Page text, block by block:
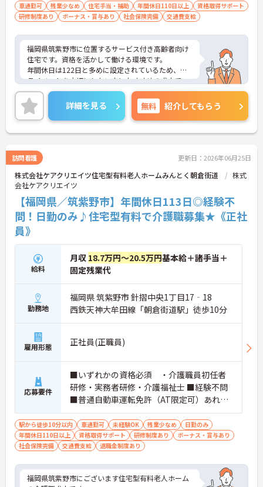
車通勤可 残業少なめ 住宅手当・補助 年間休日110日以上
資格取得サポート
研修制度あり
ボーナス・賞与あり 社会保険完備 交通費支給
福岡県筑紫野市に位置するサービス付き高齢者向け
住宅です。資格を活かして働ける環境です。
年間休日は122日と多めに設定されているため、プ
ライベートを大切にしたい方におすすめの求人で
す。
ご興味のある方には、面接対策ポイントなど、さら
に詳細をお話しいたしますのでお気軽にご相談くだ
さい！
詳細を見る 無料 紹介してもらう
訪問看護 更新日：2026年06月25日
株式会社ケアクリエイツ住宅型有料老人ホームみんとく朝倉街道
株式
会社ケアクリエイツ
【福岡県／筑紫野市】年間休日113日◎経験不
問！日勤のみ♪住宅型有料で介護職募集★《正社
員》
給料
月収 18.7万円～20.5万円基本給＋諸手当＋
固定残業代
勤務地
福岡県 筑紫野市 針摺中央1丁目17‐18
西鉄天神大牟田線「朝倉街道駅」徒歩10分
雇用形態 正社員(正職員)
応募要件
■いずれかの資格必須 ・介護職員初任者
研修・実務者研修・介護福祉士 ■経験不問
■普通自動車運転免許（AT限定可）あれば
尚可
駅から徒歩10分以内 車通勤可 未経験OK 残業少なめ
日勤のみ
年間休日110日以上
資格取得サポート 研修制度あり
ボーナス・賞与あり
社会保険完備
交通費支給 退職金制度あり
福岡県筑紫野市にございます住宅型有料老人ホーム